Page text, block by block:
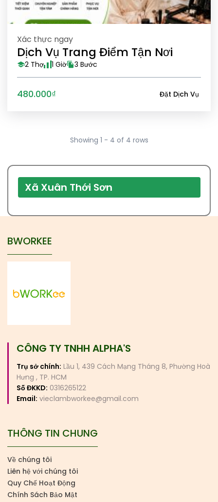
Xác thực ngay
Dịch Vụ Trang Điểm Tận Nơi
2 Thợ 1 Giờ 3 Bước
480.000₫ Đặt Dịch Vụ
Showing 1 - 4 of 4 rows
Xã Xuân Thới Sơn
BWORKEE
CÔNG TY TNHH ALPHA'S
Trụ sở chính: Lầu 1, 439 Cách Mạng Tháng 8, Phường Hoà
Hưng , TP. HCM
Số ĐKKD: 0316265122
Email: vieclambworkee@gmail.com
THÔNG TIN CHUNG
Về chúng tôi
Liên hệ với chúng tôi
Quy Chế Hoạt Động
Chính Sách Bảo Mật